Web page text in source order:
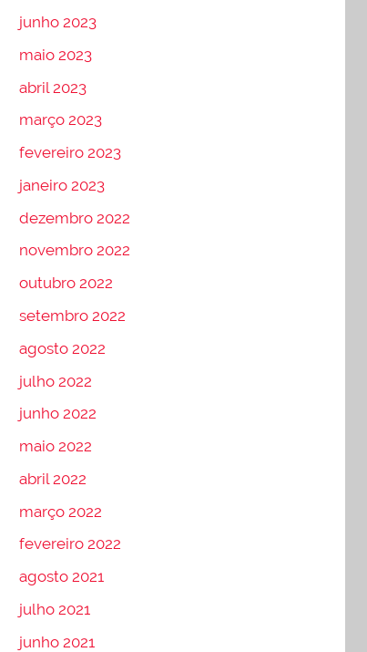
junho 2023
maio 2023
abril 2023
março 2023
fevereiro 2023
janeiro 2023
dezembro 2022
novembro 2022
outubro 2022
setembro 2022
agosto 2022
julho 2022
junho 2022
maio 2022
abril 2022
março 2022
fevereiro 2022
agosto 2021
julho 2021
junho 2021